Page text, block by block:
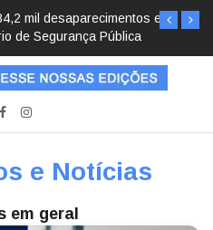
mil desaparecimentos em
de Segurança Pública
e Notícias
em geral